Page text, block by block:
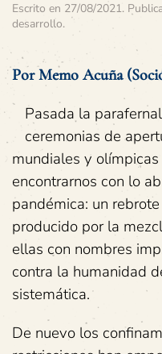
Escrito en 27/08/2021.
desarrollo.
Por Memo Acuña
Pasada la
ceremonias de
mundiales y
encontrarnos con lo
pandémica: un
producido por la
ellas con nombres
contra la humanidad
sistemática.
De nuevo los